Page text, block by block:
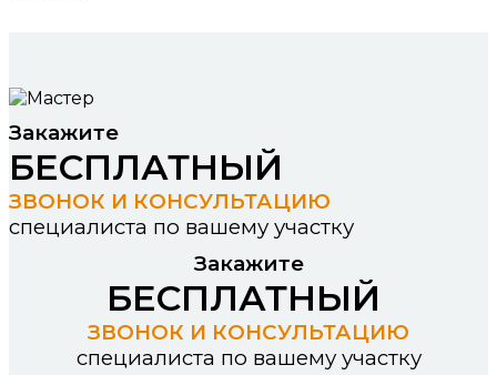
Закажите
БЕСПЛАТНЫЙ
ЗВОНОК И КОНСУЛЬТАЦИЮ
специалиста по вашему участку
Закажите
БЕСПЛАТНЫЙ
ЗВОНОК И КОНСУЛЬТАЦИЮ
специалиста по вашему участку